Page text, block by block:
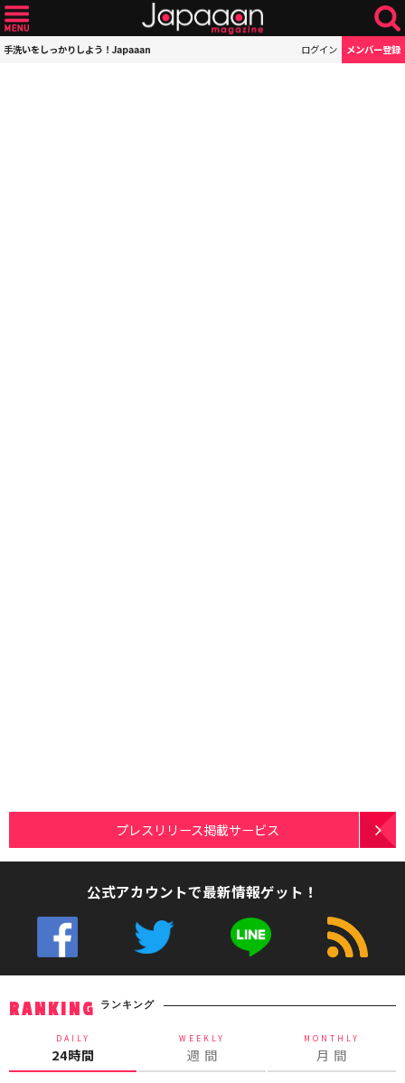
手洗いをしっかりしよう！Japaaan ログイン メンバー登録
プレスリリース掲載サービス
公式アカウントで最新情報ゲット！
RANKING ランキング
DAILY
24時間
WEEKLY
週 間
MONTHLY
月 間